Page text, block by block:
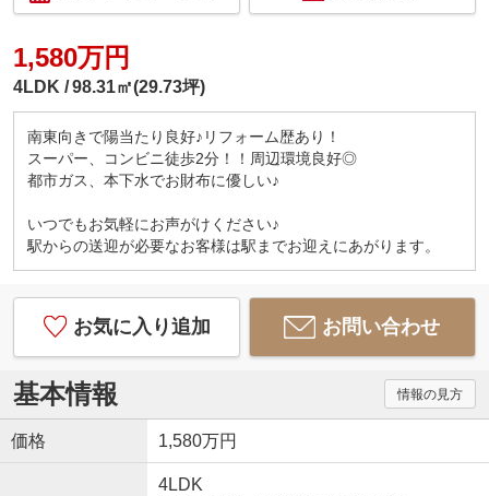
1,580万円
4LDK 98.31㎡(29.73坪)
南東向きで陽当たり良好♪リフォーム歴あり！
スーパー、コンビニ徒歩2分！！周辺環境良好◎
都市ガス、本下水でお財布に優しい♪
いつでもお気軽にお声がけください♪
駅からの送迎が必要なお客様は駅までお迎えにあがります。
お気に入り追加 お問い合わせ
基本情報 情報の見方
価格 1,580万円
4LDK